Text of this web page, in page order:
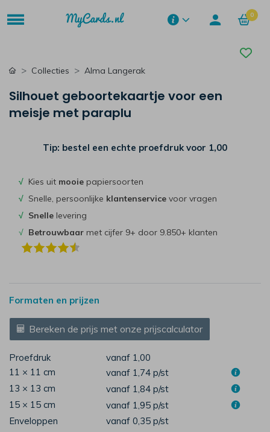
0
Collecties Alma Langerak
Silhouet geboortekaartje voor een
meisje met paraplu
Tip: bestel een echte proefdruk voor 1,00
√ Kies uit mooie papiersoorten
√ Snelle, persoonlijke klantenservice voor vragen
√ Snelle levering
√ Betrouwbaar met cijfer 9+ door 9.850+ klanten
Formaten en prijzen
Bereken de prijs met onze prijscalculator
Proefdruk
vanaf 1,00
11 × 11 cm
vanaf 1,74 p/st
13 × 13 cm
vanaf 1,84 p/st
15 × 15 cm
vanaf 1,95 p/st
Enveloppen
vanaf 0,35 p/st